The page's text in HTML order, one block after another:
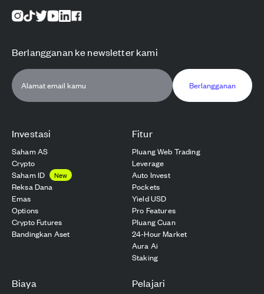
Investasi
Saham AS
Crypto
Saham ID
New
Reksa Dana
Emas
Options
Crypto Futures
Bandingkan Aset
Fitur
Pluang Web Trading
Leverage
Auto Invest
Pockets
Yield USD
Pro Features
Pluang Cuan
24-Hour Market
Aura Ai
Staking
Biaya Pelajari
Berlangganan ke newsletter kami
Berlangganan